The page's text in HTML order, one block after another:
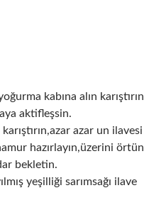
kabına alın karıştırın
aktifleşsin.
azar un ilavesi
hazırlayın,üzerini örtün
bekletin.
yeşilliği sarımsağı ilave